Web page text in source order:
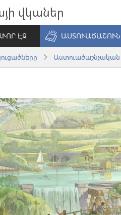
վկաներ
ԷՋ